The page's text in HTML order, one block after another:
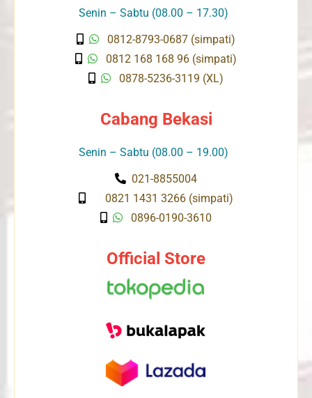
Senin – Sabtu (08.00 – 17.30)
0812-8793-0687 (simpati)
0812 168 168 96 (simpati)
0878-5236-3119 (XL)
Cabang Bekasi
Senin – Sabtu (08.00 – 19.00)
021-8855004
0821 1431 3266 (simpati)
0896-0190-3610
Official Store